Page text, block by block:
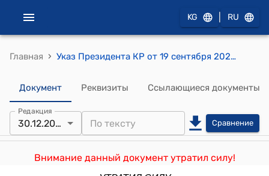
KG RU
Главная › Указ Президента КР от 19 сентября 2025 года УП № 269 "О внесении изменения в Указ Президента Кыргызской Республики "О дополнительных мерах по повышению эффективности и дебюрократизации системы государственной службы Кыргызской Республики" от 10 марта 2025 года № 83"
Документ Реквизиты Ссылающиеся документы
Редакция
30.12.2025 Сравнение
Внимание данный документ утратил силу!